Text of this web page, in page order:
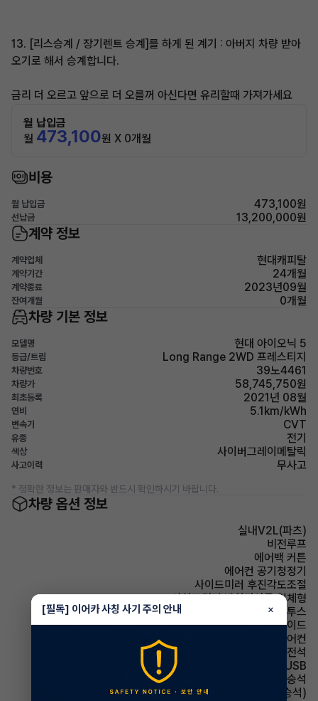
13. [리스승계 / 장기렌트 승계]를 하게 된 계기 : 아버지 차량 받아
오기로 해서 승계합니다.
금리 더 오르고 앞으로 더 오를꺼 아신다면 유리할때 가져가세요
월 납입금
월 473,100원 X 0개월
비용
월 납입금 473,100원
선납금 13,200,000원
계약 정보
계약업체 현대캐피탈
계약기간 24개월
계약종료 2023년09월
잔여개월 0개월
차량 기본 정보
모델명 현대 아이오닉 5
등급/트림 Long Range 2WD 프레스티지
차량번호 39노4461
차량가 58,745,750원
최초등록 2021년 08월
연비 5.1km/kWh
변속기 CVT
유종 전기
색상 사이버그레이메탈릭
사고이력 무사고
* 정확한 정보는 판매자와 반드시 확인하시기 바랍니다.
차량 옵션 정보
실내V2L(파츠)
비전루프
에어백 커튼
에어컨 공기청정기
사이드미러 후진각도조절
사이드미러 방향지시등 일체형
유무선단자 블루투스
에어백 사이드
에어컨 풀오토에어컨
에어백 운전석
유무선단자 USB
에어백 동승석
시트 통풍시트(동승석)
[필독] 이어카 사칭 사기 주의 안내 ×